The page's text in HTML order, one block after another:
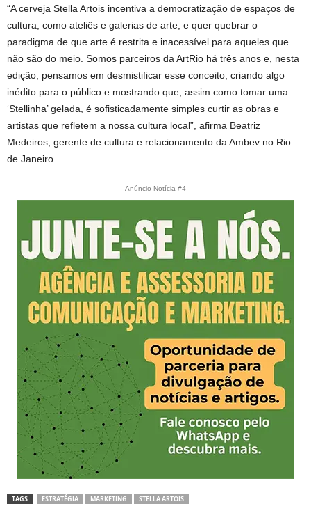
“A cerveja Stella Artois incentiva a democratização de espaços de
cultura, como ateliês e galerias de arte, e quer quebrar o
paradigma de que arte é restrita e inacessível para aqueles que
não são do meio. Somos parceiros da ArtRio há três anos e, nesta
edição, pensamos em desmistificar esse conceito, criando algo
inédito para o público e mostrando que, assim como tomar uma
‘Stellinha’ gelada, é sofisticadamente simples curtir as obras e
artistas que refletem a nossa cultura local”, afirma Beatriz
Medeiros, gerente de cultura e relacionamento da Ambev no Rio
de Janeiro.
Anúncio Notícia #4
TAGS ESTRATÉGIA MARKETING STELLA ARTOIS